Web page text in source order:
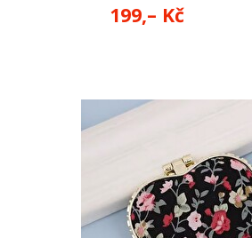
199,– Kč